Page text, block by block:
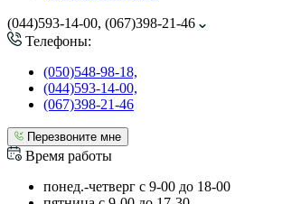
(044)593-14-00, (067)398-21-46
Телефоны:
(050)548-98-18,
(044)593-14-00,
(067)398-21-46
Перезвоните мне
Время работы
понед.-четверг с 9-00 до 18-00